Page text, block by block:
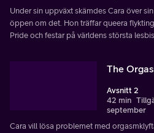
Under sin uppväxt skämdes Cara över
öppen om det. Hon träffar queera
Pride och festar på världens största
The
Avsnitt 2
42 min
september
Cara vill lösa problemet med